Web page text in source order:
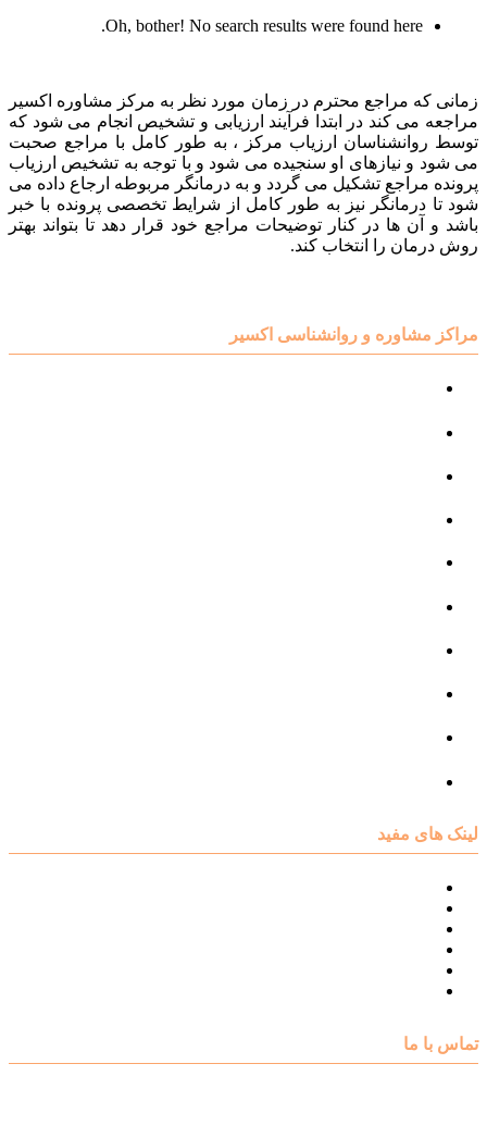
Oh, bother! No search results were found here.
زمانی که مراجع محترم در زمان مورد نظر به مرکز مشاوره اکسیر
مراجعه می کند در ابتدا فرآیند ارزیابی و تشخیص انجام می شود که
توسط روانشناسان ارزیاب مرکز ، به طور کامل با مراجع صحبت
می شود و نیازهای او سنجیده می شود و با توجه به تشخیص ارزیاب
پرونده مراجع تشکیل می گردد و به درمانگر مربوطه ارجاع داده می
شود تا درمانگر نیز به طور کامل از شرایط تخصصی پرونده با خبر
باشد و آن ها در کنار توضیحات مراجع خود قرار دهد تا بتواند بهتر
روش درمان را انتخاب کند.
مراکز مشاوره و روانشناسی اکسیر
لینک های مفید
تماس با ما